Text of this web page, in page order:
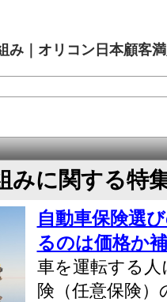
み｜オリコン日本顧客
みに関する特
自動車保険選
るのは価格か
車を運転する
険（任意保険